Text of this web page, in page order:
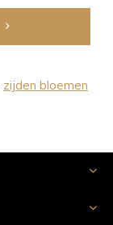
zijden bloemen